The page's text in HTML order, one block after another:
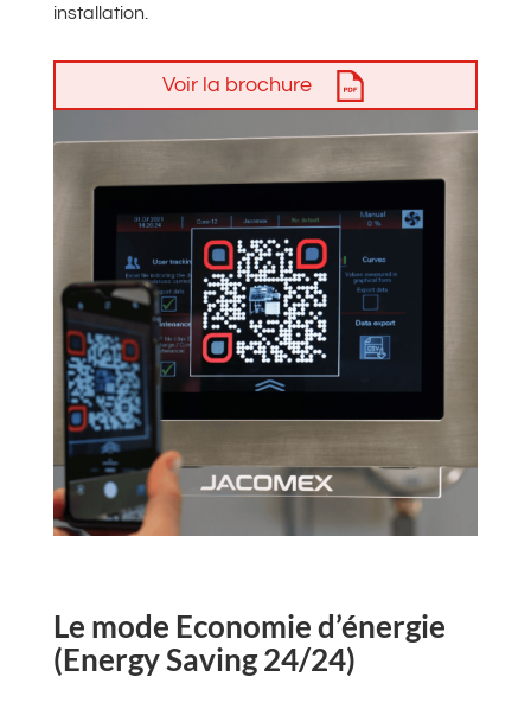
installation.
Voir la brochure
Le mode Economie d’énergie
(Energy Saving 24/24)